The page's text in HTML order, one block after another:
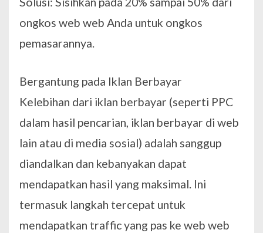
ongkos web web Anda untuk ongkos
pemasarannya.
Bergantung pada Iklan Berbayar
Kelebihan dari iklan berbayar (seperti PPC
dalam hasil pencarian, iklan berbayar di web
lain atau di media sosial) adalah sanggup
diandalkan dan kebanyakan dapat
mendapatkan hasil yang maksimal. Ini
termasuk langkah tercepat untuk
mendapatkan traffic yang pas ke web web